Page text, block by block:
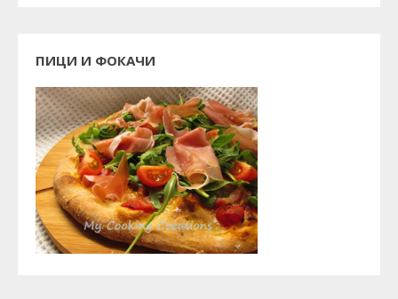
ПИЦИ И ФОКАЧИ